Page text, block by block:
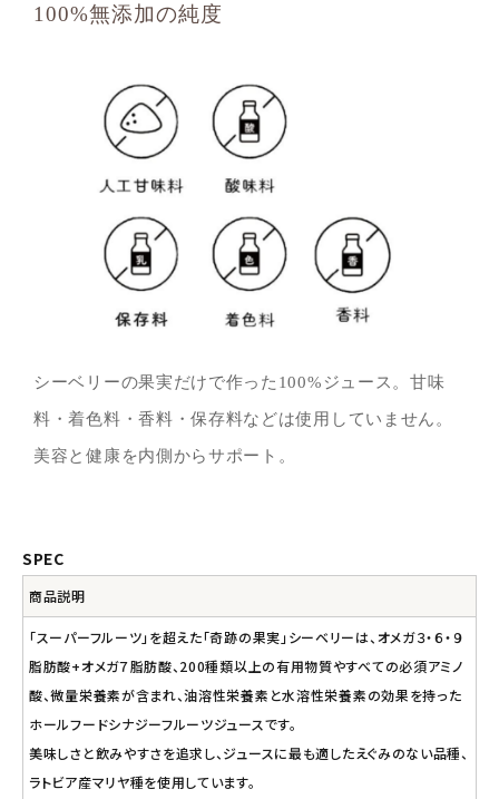
100%無添加の純度
シーベリーの果実だけで作った100%ジュース。甘味
料・着色料・香料・保存料などは使用していません。
美容と健康を内側からサポート。
SPEC
商品説明
「スーパーフルーツ」を超えた「奇跡の果実」シーベリーは、オメガ３・６・９
脂肪酸+オメガ７脂肪酸、200種類以上の有用物質やすべての必須アミノ
酸、微量栄養素が含まれ、油溶性栄養素と水溶性栄養素の効果を持った
ホールフードシナジーフルーツジュースです。
美味しさと飲みやすさを追求し、ジュースに最も適したえぐみのない品種、
ラトビア産マリヤ種を使用しています。